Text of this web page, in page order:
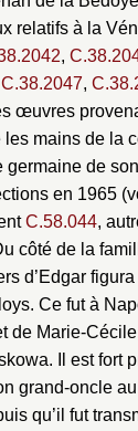
relatifs à la
,
C.38.2047,
œuvres
mains de la
germaine de
en 1965
C.58.044,
côté de la
d’Edgar
Ce fut à
de Marie-
Il est fort
grand-oncle
qu’il fut
où